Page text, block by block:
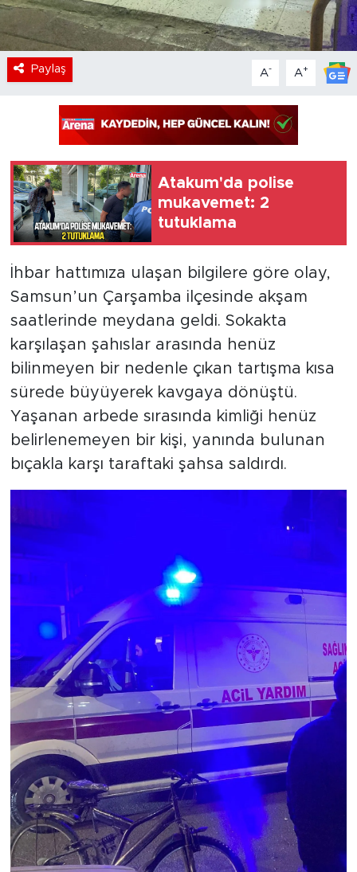
Paylaş A- A+
Atakum'da polise
mukavemet: 2
tutuklama
İhbar hattımıza ulaşan bilgilere göre olay,
Samsun’un Çarşamba ilçesinde akşam
saatlerinde meydana geldi. Sokakta
karşılaşan şahıslar arasında henüz
bilinmeyen bir nedenle çıkan tartışma kısa
sürede büyüyerek kavgaya dönüştü.
Yaşanan arbede sırasında kimliği henüz
belirlenemeyen bir kişi, yanında bulunan
bıçakla karşı taraftaki şahsa saldırdı.